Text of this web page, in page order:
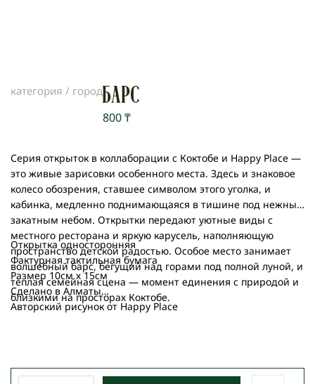
категория / городБАРС
800₸
Серия открыток в коллаборации с Коктобе и Happy Place —
это живые зарисовки особенного места. Здесь и знаковое
колесо обозрения, ставшее символом этого уголка, и
кабинка, медленно поднимающаяся в тишине под нежным
закатным небом. Открытки передают уютные виды с
местного ресторана и яркую карусель, наполняющую
пространство детской радостью. Особое место занимает
волшебный барс, бегущий над горами под полной луной, и
тёплая семейная сцена — момент единения с природой и
близкими на просторах Коктобе.
Открытка односторонняя
Фактурная тактильная бумага
Размер 10см х 15см
Сделано в Алматы
Авторский рисунок от Happy Place